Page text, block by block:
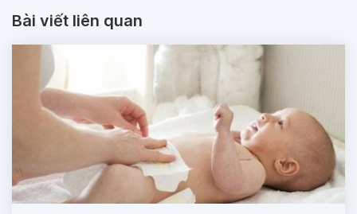
Bài viết liên quan